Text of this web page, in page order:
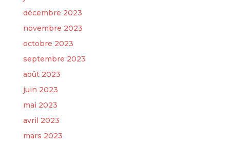
décembre 2023
novembre 2023
octobre 2023
septembre 2023
août 2023
juin 2023
mai 2023
avril 2023
mars 2023